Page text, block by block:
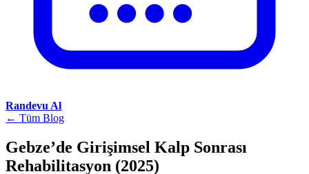
Randevu Al
← Tüm Blog
Gebze’de Girişimsel Kalp Sonrası
Rehabilitasyon (2025)